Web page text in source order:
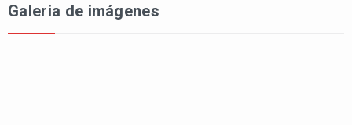
Galeria de imágenes